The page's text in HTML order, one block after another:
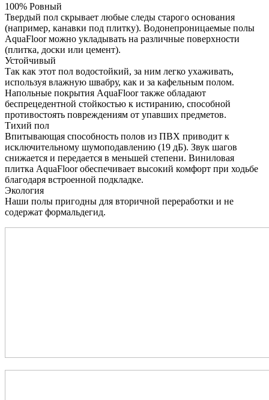
100% Ровный
Твердый пол скрывает любые следы старого основания
(например, канавки под плитку). Водонепроницаемые полы
AquaFloor можно укладывать на различные поверхности
(плитка, доски или цемент).
Устойчивый
Так как этот пол водостойкий, за ним легко ухаживать,
используя влажную швабру, как и за кафельным полом.
Напольные покрытия AquaFloor также обладают
беспрецедентной стойкостью к истиранию, способной
противостоять повреждениям от упавших предметов.
Тихий пол
Впитывающая способность полов из ПВХ приводит к
исключительному шумоподавлению (19 дБ). Звук шагов
снижается и передается в меньшей степени. Виниловая
плитка AquaFloor обеспечивает высокий комфорт при ходьбе
благодаря встроенной подкладке.
Экология
Наши полы пригодны для вторичной переработки и не
содержат формальдегид.